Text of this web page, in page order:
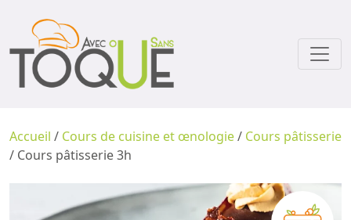
Accueil / Cours de cuisine et œnologie/ Cours pâtisserie
/ Cours pâtisserie 3h